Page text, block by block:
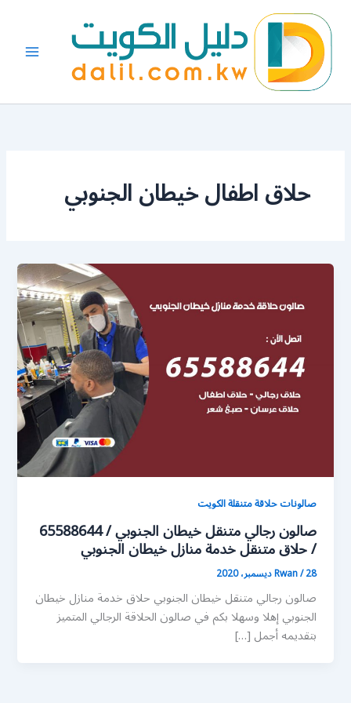
المحتوى
حلاق اطفال خيطان الجنوبي
صالونات حلاقة متنقلة الكويت
صالون رجالي متنقل خيطان الجنوبي / 65588644
/ حلاق متنقل خدمة منازل خيطان الجنوبي
Rwan/28 ديسمبر، 2020
صالون رجالي متنقل خيطان الجنوبي حلاق خدمة منازل خيطان
الجنوبي إهلا وسهلا بكم في صالون الحلاقة الرجالي المتميز
بتقديمه أجمل […]